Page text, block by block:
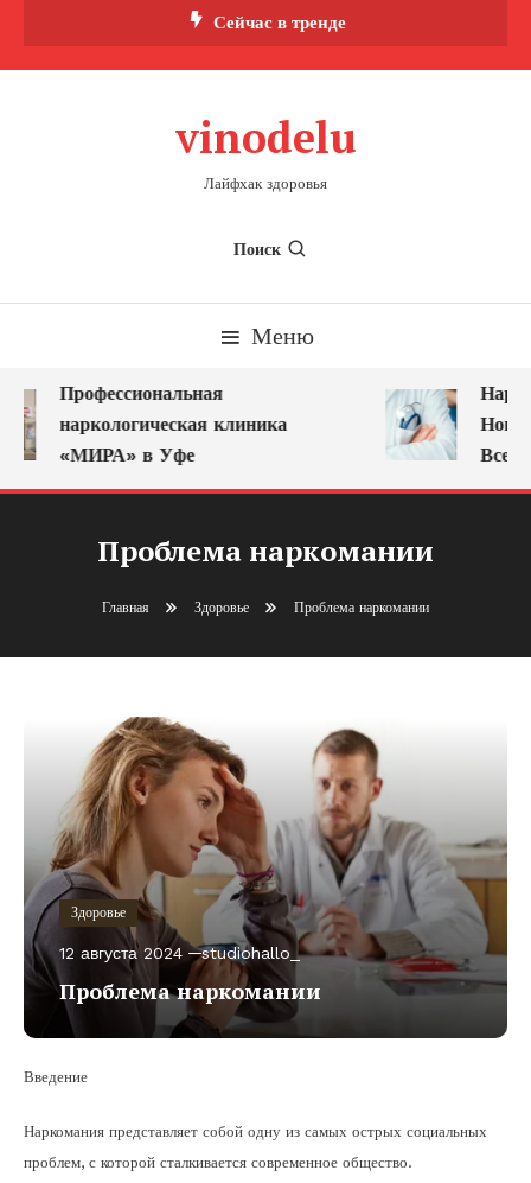
Сейчас в тренде
vinodelu
Лайфхак здоровья
Поиск
Меню
Профессиональная
наркологическая клиника
«МИРА» в Уфе
Проблема наркомании
Главная Здоровье Проблема наркомании
Здоровье
12 августа 2024 studiohallo_
Проблема наркомании
Введение
Наркомания представляет собой одну из самых острых социальных
проблем, с которой сталкивается современное общество.